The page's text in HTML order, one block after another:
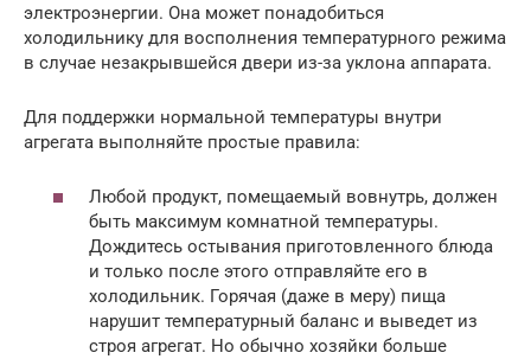
электроэнергии. Она может понадобиться
холодильнику для восполнения температурного режима
в случае незакрывшейся двери из-за уклона аппарата.
Для поддержки нормальной температуры внутри
агрегата выполняйте простые правила:
Любой продукт, помещаемый вовнутрь, должен
быть максимум комнатной температуры.
Дождитесь остывания приготовленного блюда
и только после этого отправляйте его в
холодильник. Горячая (даже в меру) пища
нарушит температурный баланс и выведет из
строя агрегат. Но обычно хозяйки больше